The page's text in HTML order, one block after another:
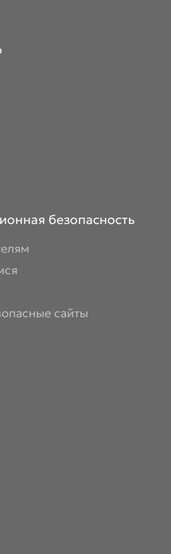
безопасность
сайты